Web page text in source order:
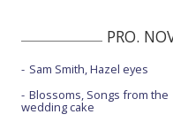
PRO.
Sam Smith, Hazel eyes
Blossoms, Songs from the
wedding cake